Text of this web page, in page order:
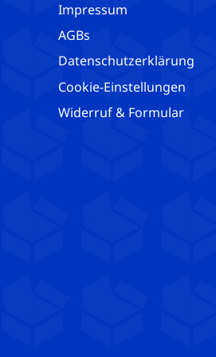
Impressum
AGBs
Datenschutzerklärung
Cookie-Einstellungen
Widerruf & Formular